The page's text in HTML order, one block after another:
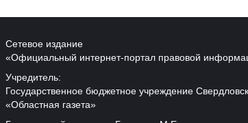
Сетевое издание
«Официальный интернет-портал правовой
Учредитель:
Государственное бюджетное учреждение
«Областная газета»